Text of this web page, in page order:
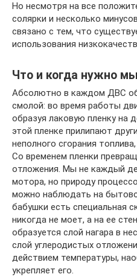
Но несмотря на все
солярки и несколько
связано с тем, что
использования
Что и когда нужно
Абсолютно в каждом ДВС
смолой: во время работы
образуя лаковую пленку на
этой пленке прилипают
неполного сгорания
Со временем пленки
отложения. Мы не каждый
мотора, но природу
можно наблюдать на
бабушки есть специальная
никогда не моет, а на ее
образуется слой нагара в
слой углеродистых
действием температуры,
укрепляет его.